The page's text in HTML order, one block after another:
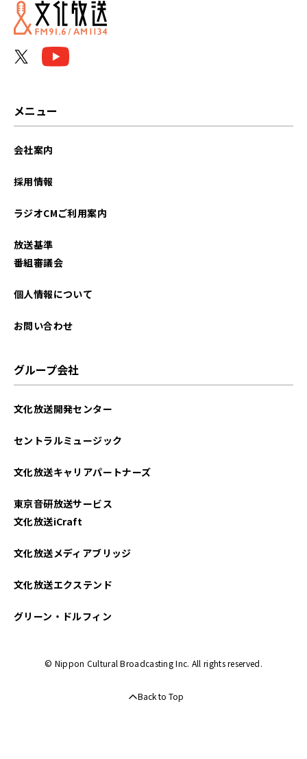
2026年06月
2025年09月
2025年06月
2025年01月
2024年12月
2024年11月
メニュー
会社案内
採用情報
ラジオCMご利用案内
放送基準
番組審議会
個人情報について
お問い合わせ
グループ会社
文化放送開発センター
セントラルミュージック
文化放送キャリアパートナーズ
東京音研放送サービス
文化放送iCraft
文化放送メディアブリッジ
文化放送エクステンド
グリーン・ドルフィン
© Nippon Cultural Broadcasting Inc. All rights reserved.
Back to Top